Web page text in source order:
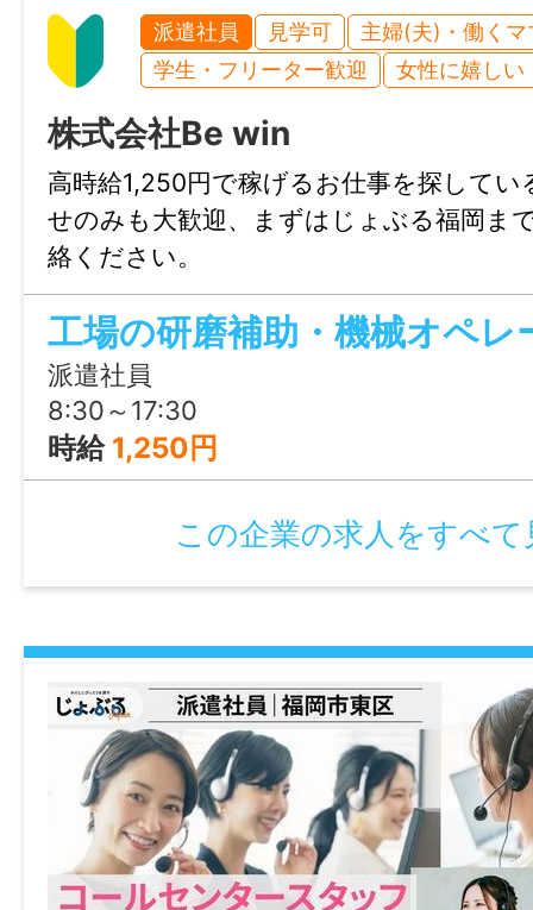
豊富な求人データから専任のコンサルタン
ャリアやご希望をふまえ、勤務内容・勤務
期間・給与などご希望のお仕事をご紹介し
●こちらの求人の面接日の調整や条件の交
で、徹底的にサポートいたします！ 就業開
ちろん、就業後のお困りごとも当社のスタ
とフォローいたします！
で、ご安心下さい。
●まずは見学してみたい！気になるお仕事
きたい！など、お気軽にお問い合わせくだ
【こちらの求人を見ている方へ】
この求人情報に関するお問い合わせは 「掲
る」または、「応募先へ進む」のボタンを
ださい。
登用あり、昇給・昇格あり、残業なし、週1
～3日からOK、シフト自由・選べる、高収
通費支給、即日勤務OK、急募、駅から5分
件を満たす求人がございます。
※事務や医療系などの内勤から、製造業務
案件あります。
また、未経験者歓迎の職場もご相談可能で
派遣社員 見学可
主婦(夫)・働くマ
学生・フリーター歓迎
女性に嬉しい
株式会社Be win
高時給1,250円で稼げるお仕事を探してい
せのみも大歓迎、まずはじょぶる福岡ま
絡ください。
工場の研磨補助・機械オペレ
派遣社員
8:30～17:30
時給 1,250円
この企業の求人をすべて